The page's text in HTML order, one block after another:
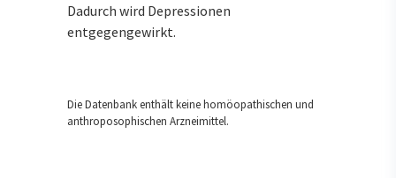
Dadurch wird Depressionen
entgegengewirkt.
Die Datenbank enthält keine homöopathischen und
anthroposophischen Arzneimittel.